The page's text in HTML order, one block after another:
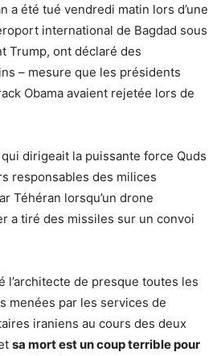
a été tué vendredi matin lors d’une
international de Bagdad sous
Trump, ont déclaré des
– mesure que les présidents
Obama avaient rejetée lors de
dirigeait la puissante force Quds
responsables des milices
Téhéran lorsqu’un drone
a tiré des missiles sur un convoi
l’architecte de presque toutes les
menées par les services de
iraniens au cours des deux
sa mort est un coup terrible pour